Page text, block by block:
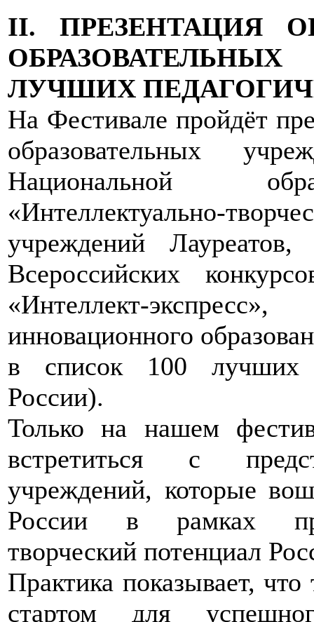
II. ПРЕЗЕНТАЦИЯ
ЛУЧШИХ
На Фестивале пройдёт
образовательных
Национальной
«Интеллектуально-
учреждений
Всероссийских
«Интеллект-
инновационного
в список 100 лучших
России).
Только на нашем
встретиться с
учреждений, которые
России в рамках
творческий потенциал
Практика показывает, что
стартом для